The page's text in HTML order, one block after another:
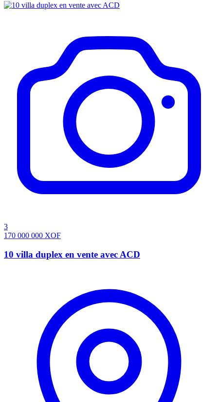
3
170 000 000 XOF
10 villa duplex en vente avec ACD